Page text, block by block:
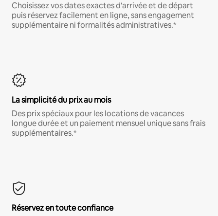
Choisissez vos dates exactes d'arrivée et de départ
puis réservez facilement en ligne, sans engagement
supplémentaire ni formalités administratives.*
La simplicité du prix au mois
Des prix spéciaux pour les locations de vacances
longue durée et un paiement mensuel unique sans frais
supplémentaires.*
Réservez en toute confiance